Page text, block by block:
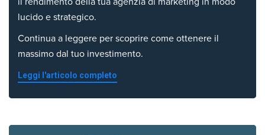
lucido e strategico.
Continua a leggere per scoprire come ottenere il
massimo dal tuo investimento.
Leggi l'articolo completo